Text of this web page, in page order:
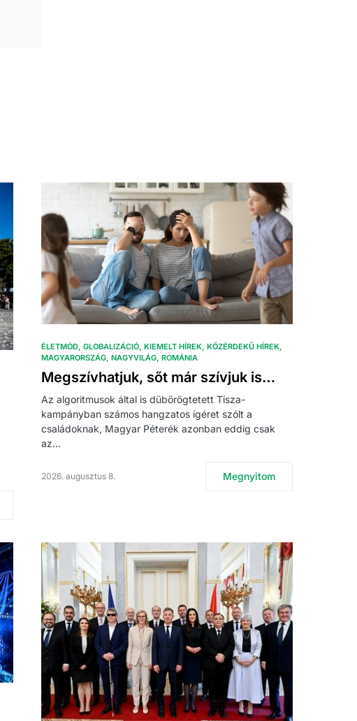
ÉLETMÓD GLOBALIZÁCIÓ KIEMELT HÍREK KÖZÉRDEKŰ HÍREK
MAGYARORSZÁG NAGYVILÁG ROMÁNIA
Megszívhatjuk, sőt már szívjuk is…
Az algoritmusok által is dübörögtetett Tisza-
kampányban számos hangzatos ígéret szólt a
családoknak, Magyar Péterék azonban eddig csak
az…
2026. augusztus 8. Megnyitom